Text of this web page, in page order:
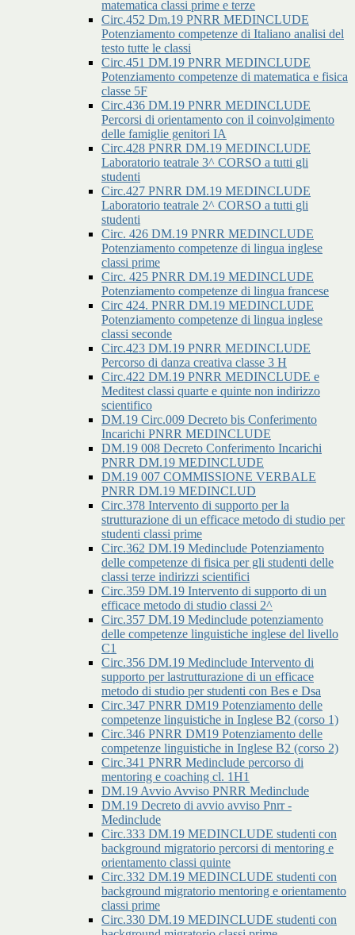
matematica classi prime e terze
Circ.452 Dm.19 PNRR MEDINCLUDE
Potenziamento competenze di Italiano analisi del
testo tutte le classi
Circ.451 DM.19 PNRR MEDINCLUDE
Potenziamento competenze di matematica e fisica
classe 5F
Circ.436 DM.19 PNRR MEDINCLUDE
Percorsi di orientamento con il coinvolgimento
delle famiglie genitori IA
Circ.428 PNRR DM.19 MEDINCLUDE
Laboratorio teatrale 3^ CORSO a tutti gli
studenti
Circ.427 PNRR DM.19 MEDINCLUDE
Laboratorio teatrale 2^ CORSO a tutti gli
studenti
Circ. 426 DM.19 PNRR MEDINCLUDE
Potenziamento competenze di lingua inglese
classi prime
Circ. 425 PNRR DM.19 MEDINCLUDE
Potenziamento competenze di lingua francese
Circ 424. PNRR DM.19 MEDINCLUDE
Potenziamento competenze di lingua inglese
classi seconde
Circ.423 DM.19 PNRR MEDINCLUDE
Percorso di danza creativa classe 3 H
Circ.422 DM.19 PNRR MEDINCLUDE e
Meditest classi quarte e quinte non indirizzo
scientifico
DM.19 Circ.009 Decreto bis Conferimento
Incarichi PNRR MEDINCLUDE
DM.19 008 Decreto Conferimento Incarichi
PNRR DM.19 MEDINCLUDE
DM.19 007 COMMISSIONE VERBALE
PNRR DM.19 MEDINCLUD
Circ.378 Intervento di supporto per la
strutturazione di un efficace metodo di studio per
studenti classi prime
Circ.362 DM.19 Medinclude Potenziamento
delle competenze di fisica per gli studenti delle
classi terze indirizzi scientifici
Circ.359 DM.19 Intervento di supporto di un
efficace metodo di studio classi 2^
Circ.357 DM.19 Medinclude potenziamento
delle competenze linguistiche inglese del livello
C1
Circ.356 DM.19 Medinclude Intervento di
supporto per lastrutturazione di un efficace
metodo di studio per studenti con Bes e Dsa
Circ.347 PNRR DM19 Potenziamento delle
competenze linguistiche in Inglese B2 (corso 1)
Circ.346 PNRR DM19 Potenziamento delle
competenze linguistiche in Inglese B2 (corso 2)
Circ.341 PNRR Medinclude percorso di
mentoring e coaching cl. 1H1
DM.19 Avvio Avviso PNRR Medinclude
DM.19 Decreto di avvio avviso Pnrr -
Medinclude
Circ.333 DM.19 MEDINCLUDE studenti con
background migratorio percorsi di mentoring e
orientamento classi quinte
Circ.332 DM.19 MEDINCLUDE studenti con
background migratorio mentoring e orientamento
classi prime
Circ.330 DM.19 MEDINCLUDE studenti con